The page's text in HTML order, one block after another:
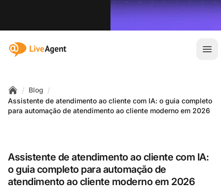
:site.title
Home
/ Blog /
Assistente de atendimento ao cliente com IA: o guia completo
para automação de atendimento ao cliente moderno em 2026
Assistente de atendimento ao cliente com IA:
o guia completo para automação de
atendimento ao cliente moderno em 2026